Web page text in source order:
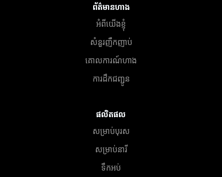
ព័ត៌មានហាង
អំពីយើងខ្ញុំ
សំនួរញឹកញាប់
គោលការណ៍ហាង
ការដឹកជញ្ជូន
ផលិតផល
សម្រាប់បុរស
សម្រាប់នារី
ទឹកអប់